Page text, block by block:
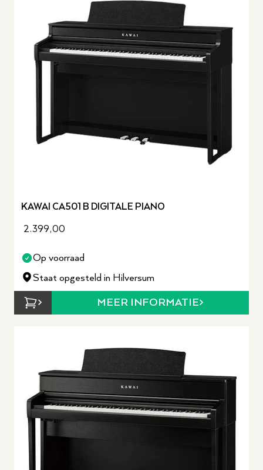
KAWAI CA501 B DIGITALE PIANO
2.399,00
Op voorraad
Staat opgesteld in Hilversum
MEER INFORMATIE